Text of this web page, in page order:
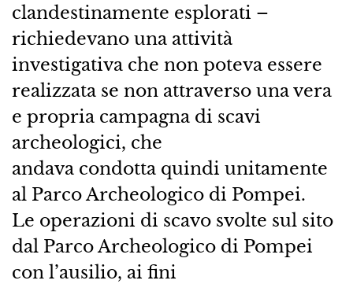
clandestinamente esplorati –
richiedevano una attività
investigativa che non poteva essere
realizzata se non attraverso una vera
e propria campagna di scavi
archeologici, che
andava condotta quindi unitamente
al Parco Archeologico di Pompei.
Le operazioni di scavo svolte sul sito
dal Parco Archeologico di Pompei
con l’ausilio, ai fini